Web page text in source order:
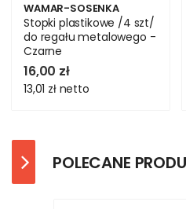
WAMAR-SOSENKA
Stopki plastikowe /4 szt/
do regału metalowego -
Czarne
16,00 zł
13,01 zł netto
POLECANE